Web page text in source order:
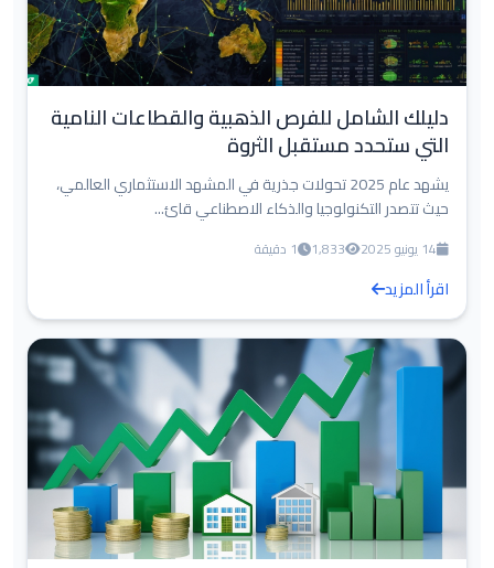
دليلك الشامل للفرص الذهبية والقطاعات النامية
التي ستحدد مستقبل الثروة
يشهد عام 2025 تحولات جذرية في المشهد الاستثماري العالمي،
حيث تتصدر التكنولوجيا والذكاء الاصطناعي قائ...
14 يونيو 2025 1,833 1 دقيقة
اقرأ المزيد